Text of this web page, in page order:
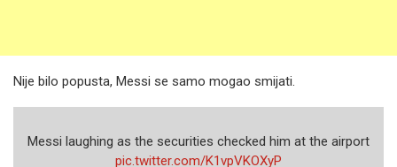
Nije bilo popusta, Messi se samo mogao smijati.
Messi laughing as the securities checked him at the airport
pic.twitter.com/K1vpVKOXyP